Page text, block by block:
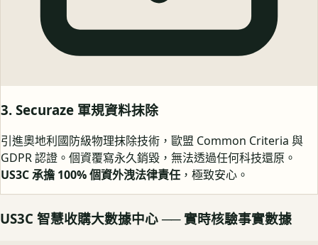
3. Securaze 軍規資料抹除
引進奧地利國防級物理抹除技術，歐盟 Common Criteria 與
GDPR 認證。個資覆寫永久銷毀，無法透過任何科技還原。
US3C 承擔 100% 個資外洩法律責任 ，極致安心。
US3C 智慧收購大數據中心 ── 實時核驗事實數據